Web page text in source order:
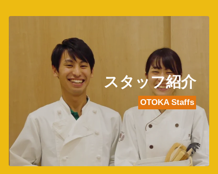
スタッフ紹介
OTOKA Staffs